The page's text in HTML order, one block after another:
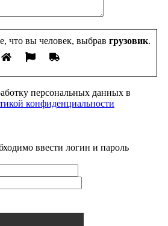
что вы человек, выбрав грузовик.
персональных данных в
конфиденциальности
ввести логин и пароль